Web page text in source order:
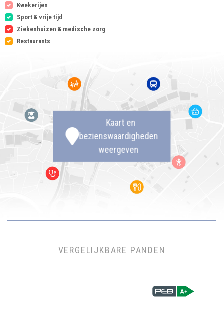
Kwekerijen
Sport & vrije tijd
Ziekenhuizen & medische zorg
Restaurants
Kaart en
bezienswaardigheden
weergeven
VERGELIJKBARE PANDEN